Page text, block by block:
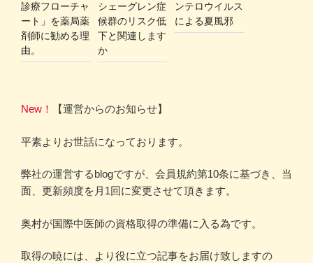
診療フローチャ
ート」を薬局薬
剤師に勧める理
由。
シェーグレン症
候群のリスク低
下と関連します
か
ンテロウイルス
による夏風邪
New！ 【運営からのお知らせ】
平素よりお世話になっております。
弊社の運営するblogですが、会員規約第10条に基づき、当
面、更新頻度を月1回に変更させて頂きます。
奥村が国際中医師の資格取得の準備に入る為です。
取得の暁には、より役に立つ記事をお届け致しますの